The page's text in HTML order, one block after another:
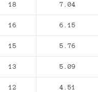
18 7.04
16 6.15
15 5.76
13 5.09
12 4.51